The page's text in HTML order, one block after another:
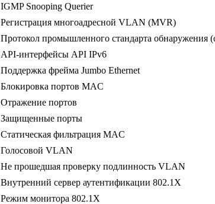
IGMP Snooping Querier
Регистрация многоадресной VLAN (MVR)
Протокол промышленного стандарта обнаружения
API-интерфейсы API IPv6
Поддержка фрейма Jumbo Ethernet
Блокировка портов MAC
Отражение портов
Защищенные порты
Статическая фильтрация MAC
Голосовой VLAN
Не прошедшая проверку подлинность VLAN
Внутренний сервер аутентификации 802.1X
Режим монитора 802.1X